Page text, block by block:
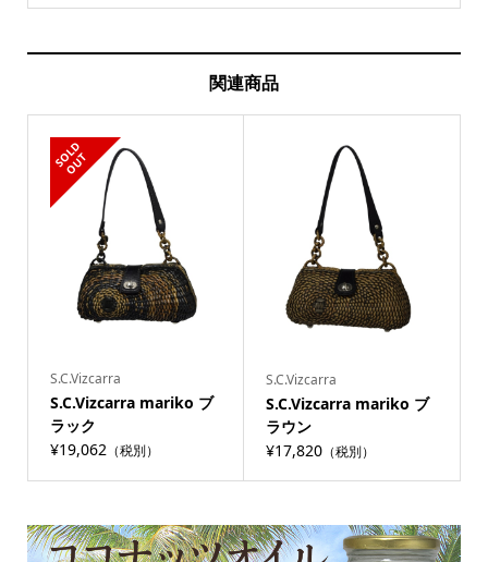
関連商品
S
O
L
D
O
U
T
S.C.Vizcarra
S.C.Vizcarra mariko ブ
ラック
¥19,062（税別）
S.C.Vizcarra
S.C.Vizcarra mariko ブ
ラウン
¥17,820 （税別）